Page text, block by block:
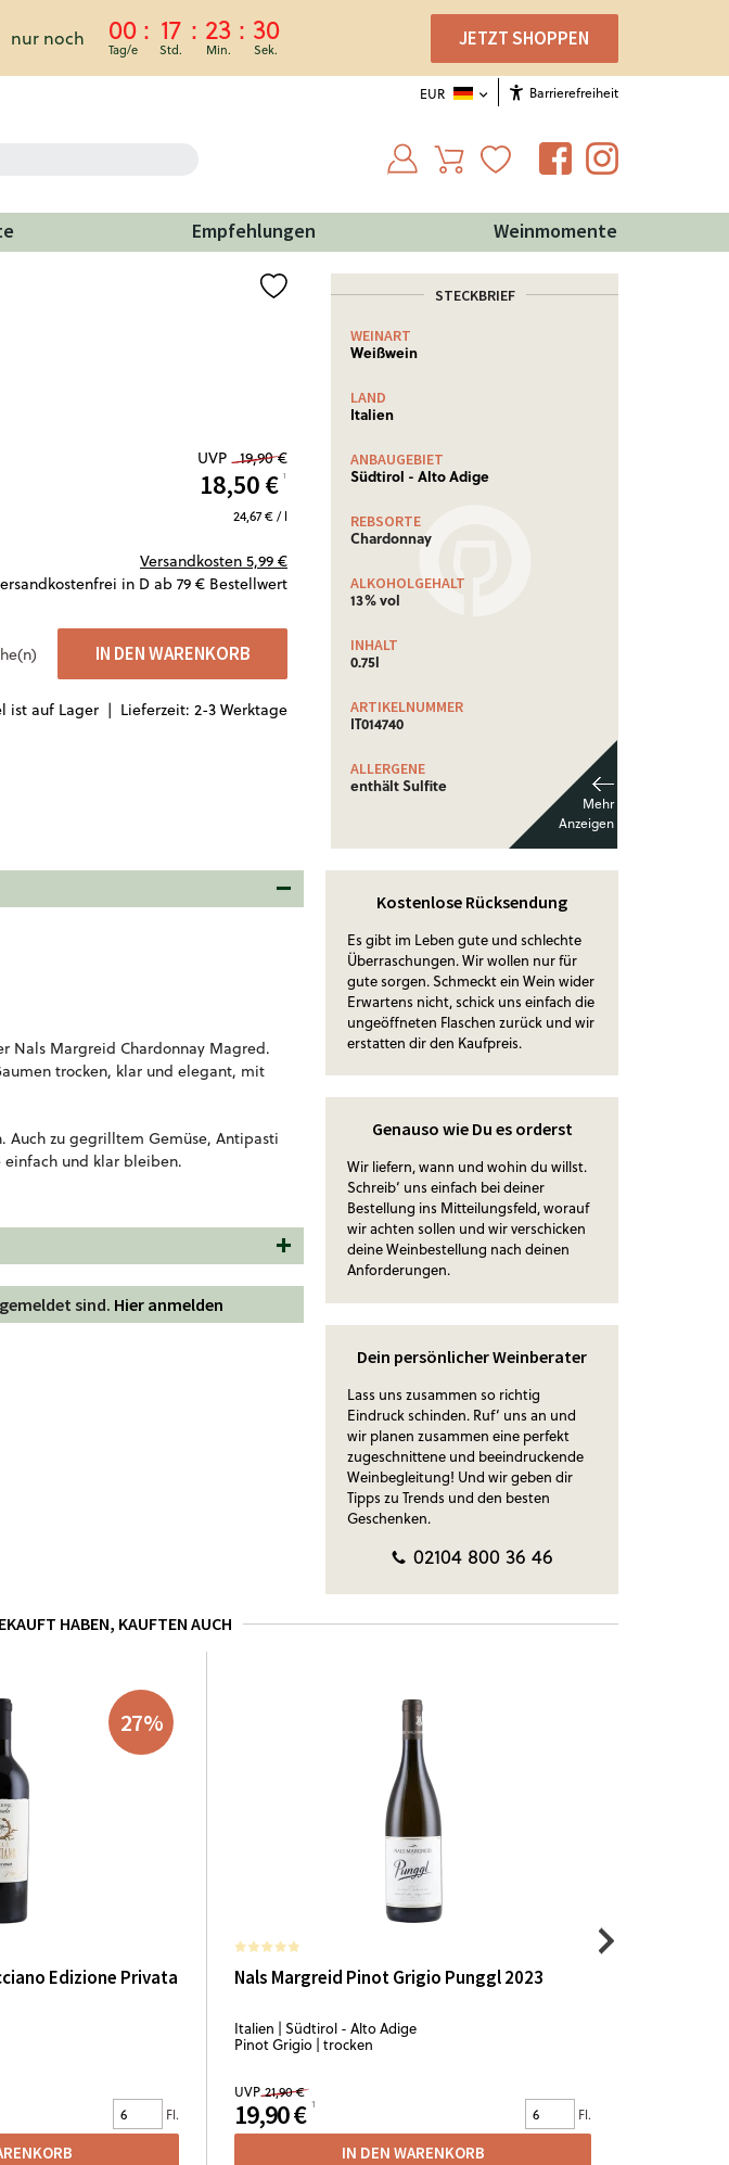
nur noch 00 17 23 29 JETZT SHOPPEN
Barrierefreiheit
EUR
Empfehlungen Weinmomente
UVP 19,90 €
18,50€¹
24,67 € / l
Versandkosten 5,99 €
in D ab 79 € Bestellwert
IN DEN WARENKORB
Lieferzeit: 2-3 Werktage
ist auf Lager |
STECKBRIEF
WEINART
Weißwein
LAND
Italien
ANBAUGEBIET
Südtirol - Alto Adige
REBSORTE
Chardonnay
ALKOHOLGEHALT
13% vol
INHALT
0.75l
ARTIKELNUMMER
IT014740
ALLERGENE
enthält Sulfite
Nals Margreid Chardonnay Magred.
trocken, klar und elegant, mit
Auch zu gegrilltem Gemüse, Antipasti
und klar bleiben.
sind. Hier anmelden
Kostenlose Rücksendung
Es gibt im Leben gute und schlechte
Überraschungen. Wir wollen nur für
gute sorgen. Schmeckt ein Wein wider
Erwartens nicht, schick uns einfach die
ungeöffneten Flaschen zurück und wir
erstatten dir den Kaufpreis.
Genauso wie Du es orderst
Wir liefern, wann und wohin du willst.
Schreib‘ uns einfach bei deiner
Bestellung ins Mitteilungsfeld, worauf
wir achten sollen und wir verschicken
deine Weinbestellung nach deinen
Anforderungen.
Dein persönlicher Weinberater
Lass uns zusammen so richtig
Eindruck schinden. Ruf‘ uns an und
wir planen zusammen eine perfekt
zugeschnittene und beeindruckende
Weinbegleitung! Und wir geben dir
Tipps zu Trends und den besten
Geschenken.
02104 800 36 46
HABEN, KAUFTEN AUCH
27%
Edizione Privata
Fl.
Nals Margreid Pinot Grigio Punggl 2023
Italien | Südtirol - Alto Adige
Pinot Grigio | trocken
UVP 21,90 €
19,90 € Fl.
IN DEN WARENKORB